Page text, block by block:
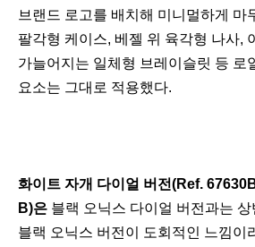
브랜드 로고를 배치해 미니멀하게 마
팔각형 케이스, 베젤 위 육각형 나사,
가늘어지는 일체형 브레이슬릿 등 로
요소는 그대로 적용했다.
화이트 자개 다이얼 버전(Ref.
B)은 블랙 오닉스 다이얼 버전과는
블랙 오닉스 버전이 도회적인 느낌이